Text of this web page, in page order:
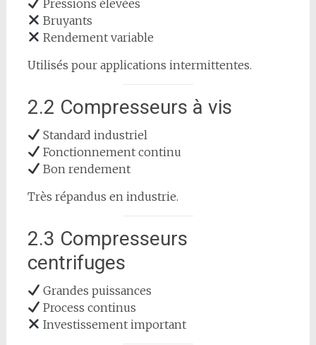
Pressions élevées
Bruyants
Rendement variable
Utilisés pour applications intermittentes.
2.2 Compresseurs à vis
Standard industriel
Fonctionnement continu
Bon rendement
Très répandus en industrie.
2.3 Compresseurs
centrifuges
Grandes puissances
Process continus
Investissement important